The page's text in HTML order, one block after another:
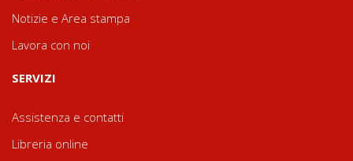
Notizie e Area stampa
Lavora con noi
SERVIZI
Assistenza e contatti
Libreria online